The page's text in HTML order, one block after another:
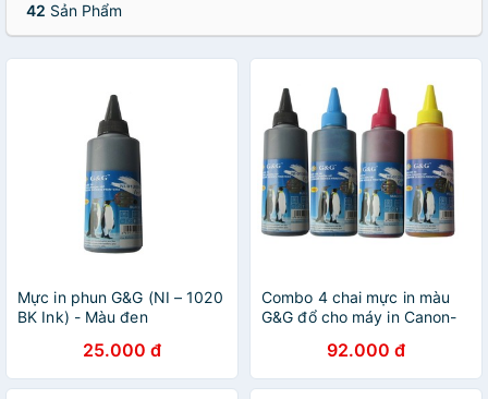
42 Sản Phẩm
Mực in phun G&G (NI – 1020
BK Ink) - Màu đen
25.000 đ
Combo 4 chai mực in màu
G&G đổ cho máy in Canon-
92.000 đ